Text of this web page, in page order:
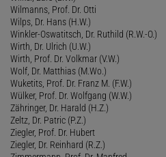
Wilmanns, Prof. Dr. Otti
Wilps, Dr. Hans (H.W.)
Winkler-Oswatitsch, Dr. Ruthild (R.W.-O.)
Wirth, Dr. Ulrich (U.W.)
Wirth, Prof. Dr. Volkmar (V.W.)
Wolf, Dr. Matthias (M.Wo.)
Wuketits, Prof. Dr. Franz M. (F.W.)
Wülker, Prof. Dr. Wolfgang (W.W.)
Zähringer, Dr. Harald (H.Z.)
Zeltz, Dr. Patric (P.Z.)
Ziegler, Prof. Dr. Hubert
Ziegler, Dr. Reinhard (R.Z.)